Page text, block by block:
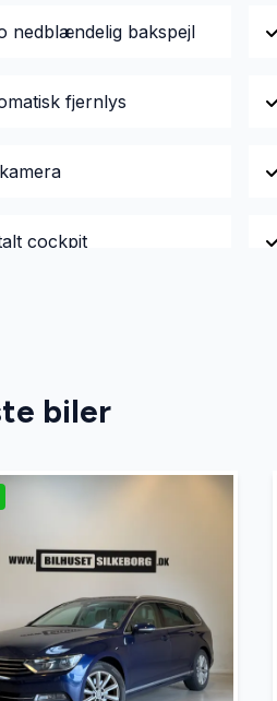
nedblændelig bakspejl
fjernlys
cockpit
parkeringsbremse
via bluetooth
biler